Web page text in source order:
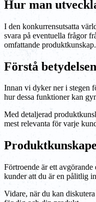
Hur man
I den konkurrensutsatta
svara på eventuella frågor
omfattande produktkunskap.
Förstå
Innan vi dyker ner i stegen
hur dessa funktioner kan
Med detaljerad
mest relevanta för varje
Förtroende är ett
kunder att du är en pålitlig
Vidare, när du kan